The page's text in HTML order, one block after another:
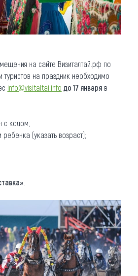
на сайте Визиталтай.рф по
туристов на праздник необходимо
info@visitaltai.info до 17 января в
с кодом;
(указать возраст);